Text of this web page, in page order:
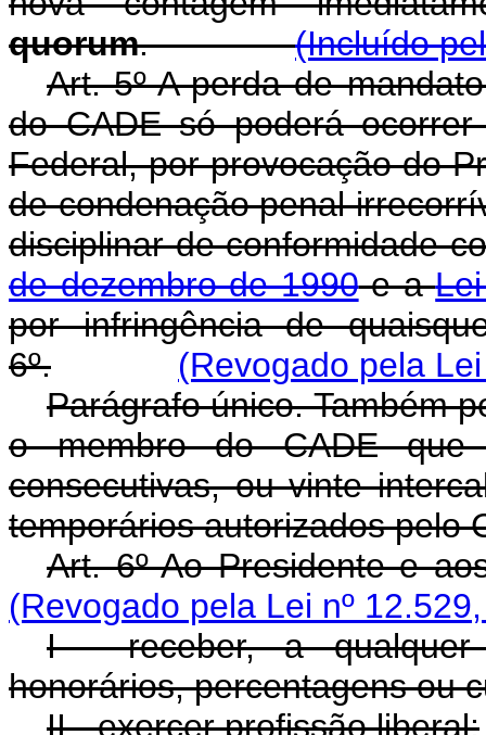
quorum.
(Incluído
Art. 5º A perda de
do CADE só poderá
Federal, por provocação do
de condenação penal
disciplinar de conformidade
de dezembro de 1990e a
por infringência de
6º.
(Revogado pela
Parágrafo único. Também
o membro do CADE que
consecutivas, ou vinte
temporários autorizados pelo
Art. 6º Ao Presidente e
(Revogado pela Lei nº
I - receber, a qualquer
honorários, percentagens ou
II - exercer profissão liberal;